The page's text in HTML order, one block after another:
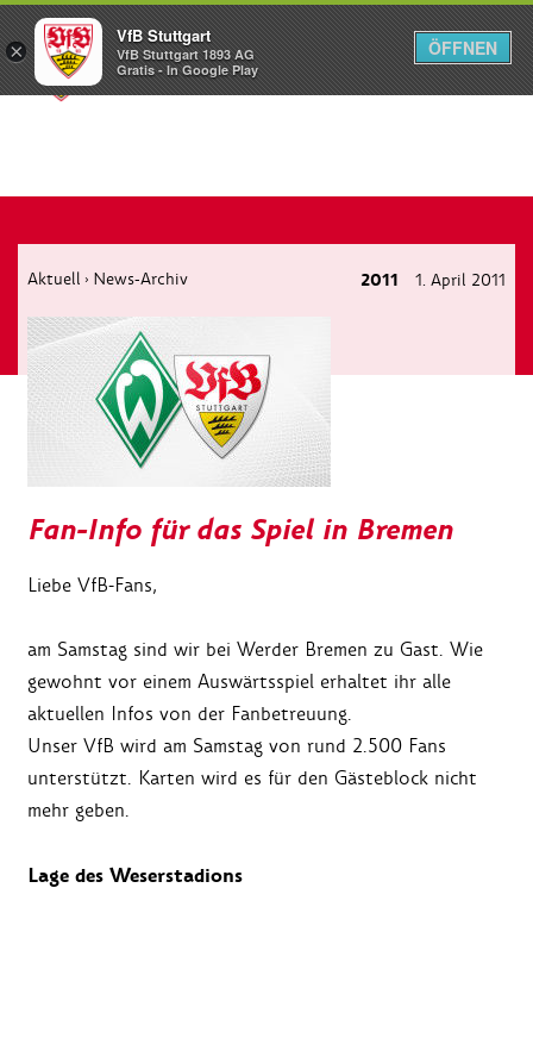
Menü
Aktuell › News-Archiv 2011 1. April 2011
Fan-Info für das Spiel in Bremen
Liebe VfB-Fans,
am Samstag sind wir bei Werder Bremen zu Gast. Wie
gewohnt vor einem Auswärtsspiel erhaltet ihr alle
aktuellen Infos von der Fanbetreuung.
Unser VfB wird am Samstag von rund 2.500 Fans
unterstützt. Karten wird es für den Gästeblock nicht
mehr geben.
Lage des Weserstadions
×
VfB Stuttgart
VfB Stuttgart 1893 AG
Gratis - In Google Play
ÖFFNEN